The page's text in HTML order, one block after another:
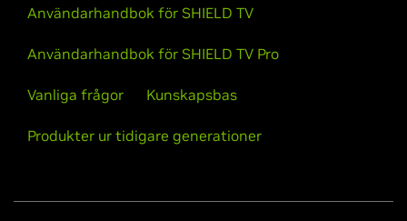
Användarhandbok för SHIELD TV
Användarhandbok för SHIELD TV Pro
Vanliga frågor Kunskapsbas
Produkter ur tidigare generationer